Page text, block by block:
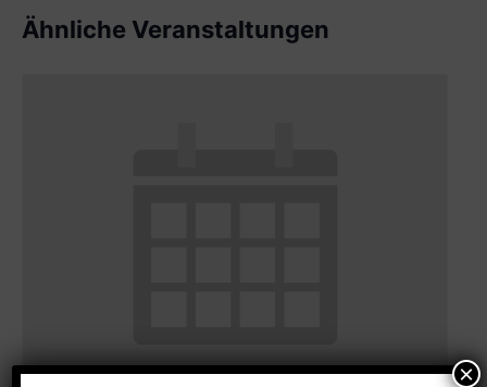
Ähnliche Veranstaltungen